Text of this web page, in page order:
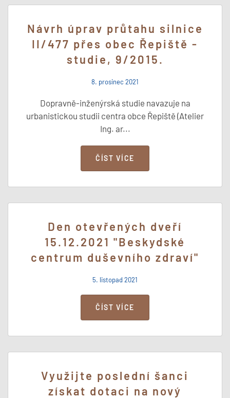
Návrh úprav průtahu silnice
II/477 přes obec Řepiště -
studie, 9/2015.
8. prosinec 2021
Dopravně-inženýrská studie navazuje na
urbanistickou studii centra obce Řepiště (Atelier
Ing. ar...
ČÍST VÍCE
Den otevřených dveří
15.12.2021 "Beskydské
centrum duševního zdraví"
5. listopad 2021
ČÍST VÍCE
Využijte poslední šanci
získat dotaci na nový